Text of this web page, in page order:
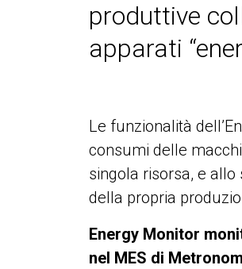
produttive
apparati
Le funzionalità
consumi delle
singola risorsa, e
della propria
Energy Monitor
nel MES di